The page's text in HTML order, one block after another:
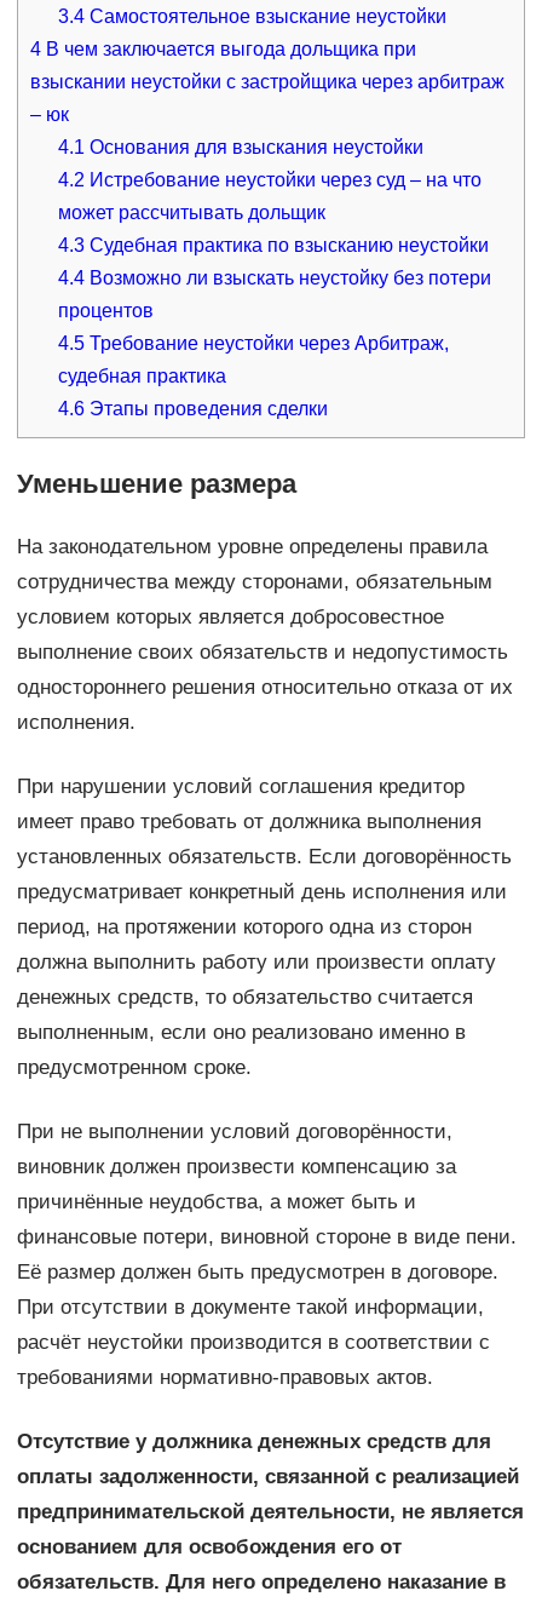
3.4 Самостоятельное взыскание неустойки
4В чем заключается выгода дольщика при
взыскании неустойки с застройщика через арбитраж
– юк
4.1 Основания для взыскания неустойки
4.2 Истребование неустойки через суд – на что
может рассчитывать дольщик
4.3 Судебная практика по взысканию неустойки
4.4 Возможно ли взыскать неустойку без потери
процентов
4.5 Требование неустойки через Арбитраж,
судебная практика
4.6 Этапы проведения сделки
Уменьшение размера
На законодательном уровне определены правила
сотрудничества между сторонами, обязательным
условием которых является добросовестное
выполнение своих обязательств и недопустимость
одностороннего решения относительно отказа от их
исполнения.
При нарушении условий соглашения кредитор
имеет право требовать от должника выполнения
установленных обязательств. Если договорённость
предусматривает конкретный день исполнения или
период, на протяжении которого одна из сторон
должна выполнить работу или произвести оплату
денежных средств, то обязательство считается
выполненным, если оно реализовано именно в
предусмотренном сроке.
При не выполнении условий договорённости,
виновник должен произвести компенсацию за
причинённые неудобства, а может быть и
финансовые потери, виновной стороне в виде пени.
Её размер должен быть предусмотрен в договоре.
При отсутствии в документе такой информации,
расчёт неустойки производится в соответствии с
требованиями нормативно-правовых актов.
Отсутствие у должника денежных средств для
оплаты задолженности, связанной с реализацией
предпринимательской деятельности, не является
основанием для освобождения его от
обязательств. Для него определено наказание в